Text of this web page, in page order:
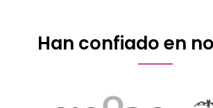
Han confiado en